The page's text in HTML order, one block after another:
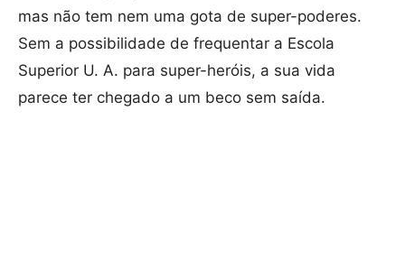
mas não tem nem uma gota de super-poderes.
Sem a possibilidade de frequentar a Escola
Superior U. A. para super-heróis, a sua vida
parece ter chegado a um beco sem saída.